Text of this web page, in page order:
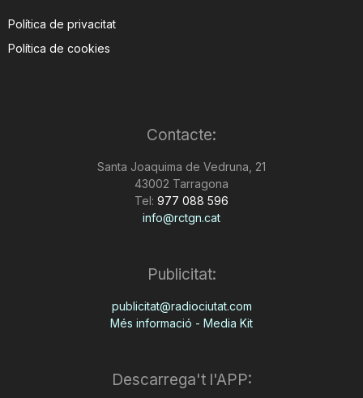
Política de privacitat
Política de cookies
Contacte:
Santa Joaquima de Vedruna, 21
43002 Tarragona
Tel: 977 088 596
info@rctgn.cat
Publicitat:
publicitat@radiociutat.com
Més informació - Media Kit
Descarrega't l'APP: